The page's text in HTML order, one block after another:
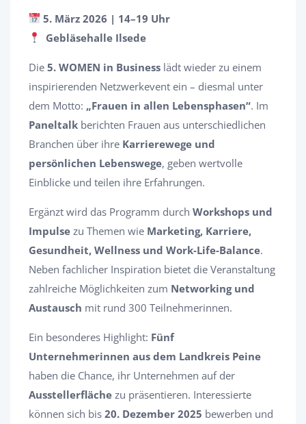
5. März 2026 | 14–19 Uhr
Gebläsehalle Ilsede
Die 5. WOMEN in Business lädt wieder zu einem
inspirierenden Netzwerkevent ein – diesmal unter
dem Motto: „Frauen in allen Lebensphasen“. Im
Paneltalk berichten Frauen aus unterschiedlichen
Branchen über ihre Karrierewege und
persönlichen Lebenswege, geben wertvolle
Einblicke und teilen ihre Erfahrungen.
Ergänzt wird das Programm durch Workshops und
Impulse zu Themen wie Marketing, Karriere,
Gesundheit, Wellness und Work-Life-Balance.
Neben fachlicher Inspiration bietet die Veranstaltung
zahlreiche Möglichkeiten zum Networking und
Austausch mit rund 300 Teilnehmerinnen.
Ein besonderes Highlight: Fünf
Unternehmerinnen aus dem Landkreis Peine
haben die Chance, ihr Unternehmen auf der
Ausstellerfläche zu präsentieren. Interessierte
können sich bis 20. Dezember 2025 bewerben und